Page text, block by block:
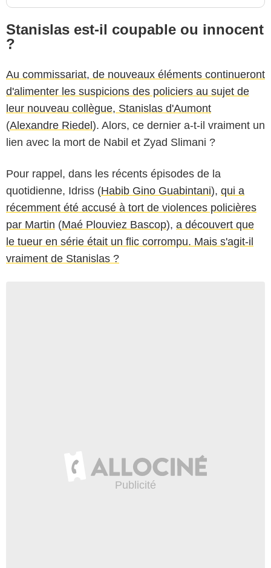
Stanislas est-il coupable ou innocent
?
Au commissariat, de nouveaux éléments continueront
d'alimenter les suspicions des policiers au sujet de
leur nouveau collègue, Stanislas d'Aumont
(Alexandre Riedel). Alors, ce dernier a-t-il vraiment un
lien avec la mort de Nabil et Zyad Slimani ?
Pour rappel, dans les récents épisodes de la
quotidienne, Idriss (Habib Gino Guabintani), qui a
récemment été accusé à tort de violences policières
par Martin (Maé Plouviez Bascop), a découvert que
le tueur en série était un flic corrompu. Mais s'agit-il
vraiment de Stanislas ?